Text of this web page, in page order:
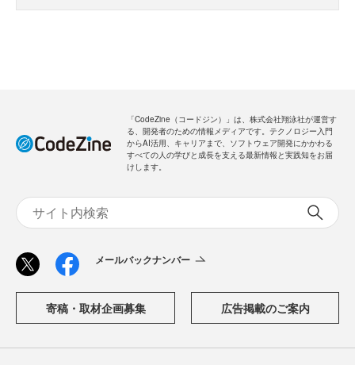
ログイン
からAI活用、キャリアまで、ソフトウェア開発にかかわる
すべての人の学びと成長を支える最新情報と実践知をお届